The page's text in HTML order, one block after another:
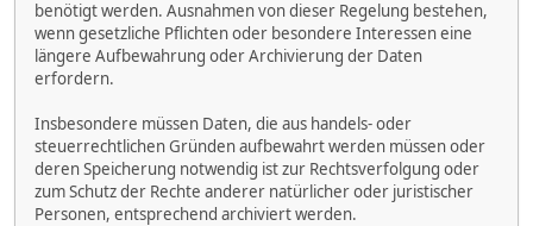
benötigt werden. Ausnahmen von dieser Regelung bestehen,
wenn gesetzliche Pflichten oder besondere Interessen eine
längere Aufbewahrung oder Archivierung der Daten
erfordern.
Insbesondere müssen Daten, die aus handels- oder
steuerrechtlichen Gründen aufbewahrt werden müssen oder
deren Speicherung notwendig ist zur Rechtsverfolgung oder
zum Schutz der Rechte anderer natürlicher oder juristischer
Personen, entsprechend archiviert werden.